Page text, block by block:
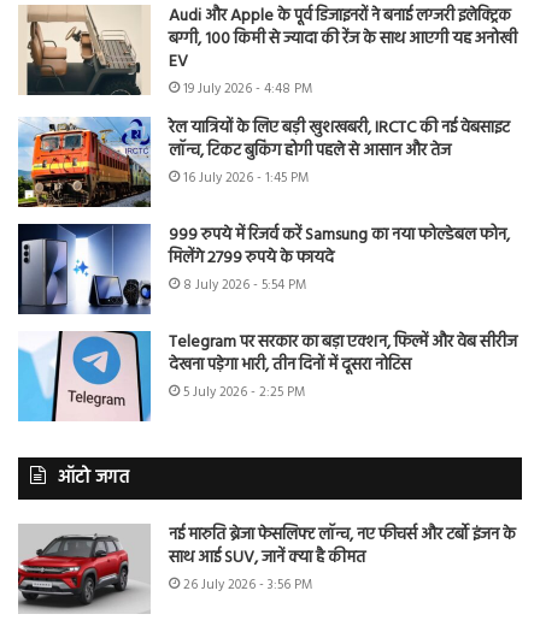
Audi और Apple के पूर्व डिजाइनरों ने बनाई लग्जरी इलेक्ट्रिक
बग्गी, 100 किमी से ज्यादा की रेंज के साथ आएगी यह अनोखी
EV
19 July 2026 - 4:48 PM
रेल यात्रियों के लिए बड़ी खुशखबरी, IRCTC की नई वेबसाइट
लॉन्च, टिकट बुकिंग होगी पहले से आसान और तेज
16 July 2026 - 1:45 PM
999 रुपये में रिजर्व करें Samsung का नया फोल्डेबल फोन,
मिलेंगे 2799 रुपये के फायदे
8 July 2026 - 5:54 PM
Telegram पर सरकार का बड़ा एक्शन, फिल्में और वेब सीरीज
देखना पड़ेगा भारी, तीन दिनों में दूसरा नोटिस
5 July 2026 - 2:25 PM
ऑटो जगत
नई मारुति ब्रेजा फेसलिफ्ट लॉन्च, नए फीचर्स और टर्बो इंजन के
साथ आई SUV, जानें क्या है कीमत
26 July 2026 - 3:56 PM